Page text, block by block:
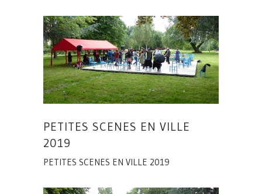
PETITES SCENES EN VILLE
2019
PETITES SCENES EN VILLE 2019